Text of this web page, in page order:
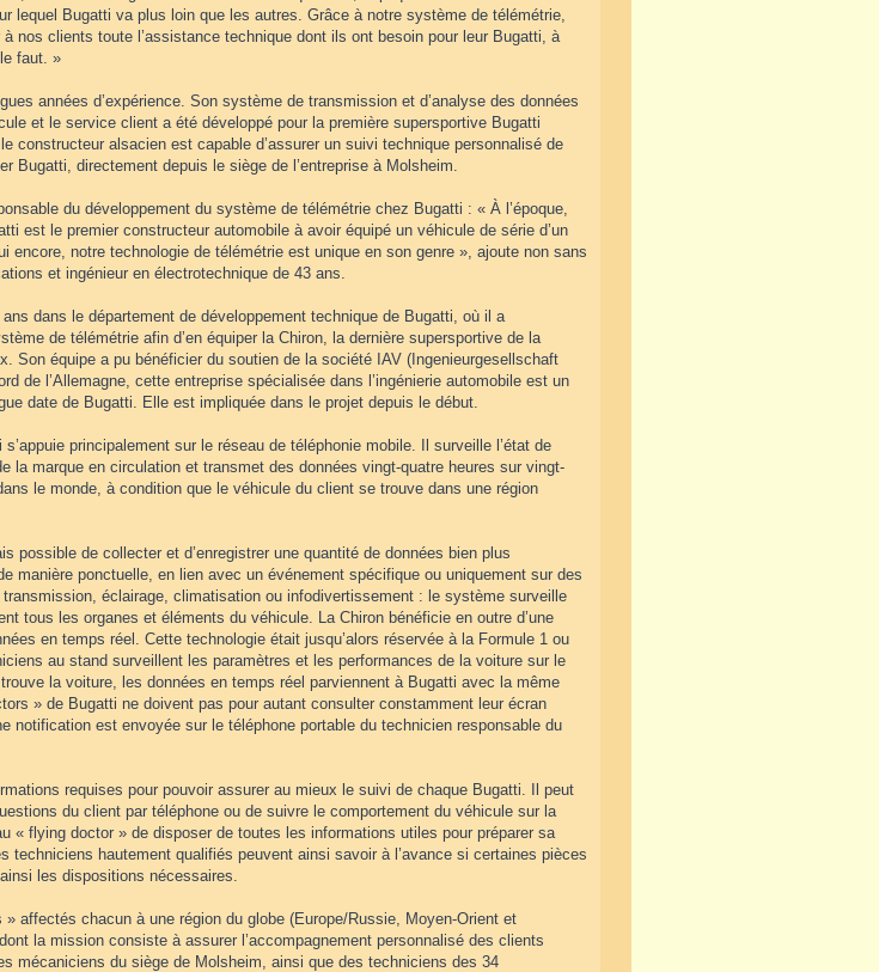
lequel Bugatti va plus loin que les autres. Grâce à notre système de télémétrie,
à nos clients toute l’assistance technique dont ils ont besoin pour leur Bugatti, à
faut. »
années d’expérience. Son système de transmission et d’analyse des données
et le service client a été développé pour la première supersportive Bugatti
constructeur alsacien est capable d’assurer un suivi technique personnalisé de
Bugatti, directement depuis le siège de l’entreprise à Molsheim.
du développement du système de télémétrie chez Bugatti : « À l’époque,
est le premier constructeur automobile à avoir équipé un véhicule de série d’un
encore, notre technologie de télémétrie est unique en son genre », ajoute non sans
et ingénieur en électrotechnique de 43 ans.
dans le département de développement technique de Bugatti, où il a
de télémétrie afin d’en équiper la Chiron, la dernière supersportive de la
Son équipe a pu bénéficier du soutien de la société IAV (Ingenieurgesellschaft
de l’Allemagne, cette entreprise spécialisée dans l’ingénierie automobile est un
date de Bugatti. Elle est impliquée dans le projet depuis le début.
principalement sur le réseau de téléphonie mobile. Il surveille l’état de
la marque en circulation et transmet des données vingt-quatre heures sur vingt-
le monde, à condition que le véhicule du client se trouve dans une région
possible de collecter et d’enregistrer une quantité de données bien plus
manière ponctuelle, en lien avec un événement spécifique ou uniquement sur des
éclairage, climatisation ou infodivertissement : le système surveille
tous les organes et éléments du véhicule. La Chiron bénéficie en outre d’une
en temps réel. Cette technologie était jusqu’alors réservée à la Formule 1 ou
au stand surveillent les paramètres et les performances de la voiture sur le
la voiture, les données en temps réel parviennent à Bugatti avec la même
» de Bugatti ne doivent pas pour autant consulter constamment leur écran
notification est envoyée sur le téléphone portable du technicien responsable du
requises pour pouvoir assurer au mieux le suivi de chaque Bugatti. Il peut
du client par téléphone ou de suivre le comportement du véhicule sur la
« flying doctor » de disposer de toutes les informations utiles pour préparer sa
techniciens hautement qualifiés peuvent ainsi savoir à l’avance si certaines pièces
les dispositions nécessaires.
affectés chacun à une région du globe (Europe/Russie, Moyen-Orient et
la mission consiste à assurer l’accompagnement personnalisé des clients
mécaniciens du siège de Molsheim, ainsi que des techniciens des 34